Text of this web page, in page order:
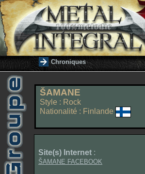
Chroniques
ŠAMANE
Style : Rock
Nationalité : Finlande
Site(s) Internet :
ŠAMANE FACEBOOK